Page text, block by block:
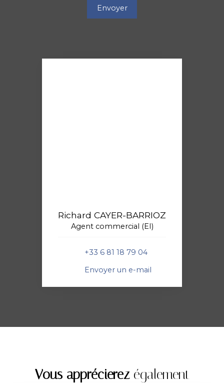
Envoyer
Richard CAYER-BARRIOZ
Agent commercial (EI)
+33 6 81 18 79 04
Envoyer un e-mail
Vous apprécierezégalement